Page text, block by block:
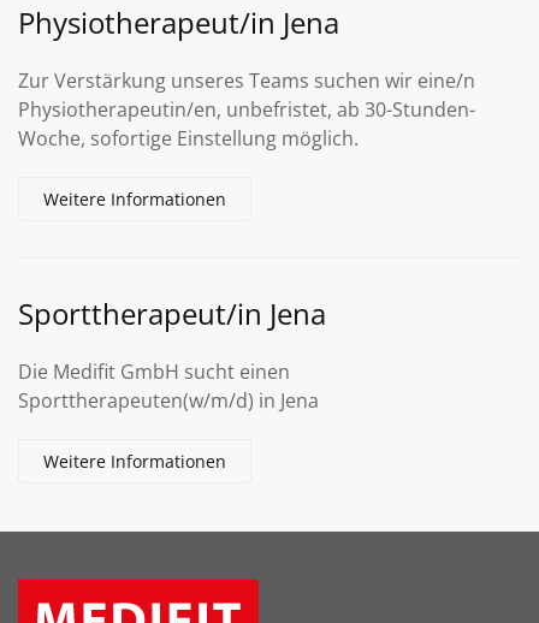
Physiotherapeut/in Jena
Zur Verstärkung unseres Teams suchen wir eine/n
Physiotherapeutin/en, unbefristet, ab 30-Stunden-
Woche, sofortige Einstellung möglich.
Weitere Informationen
Sporttherapeut/in Jena
Die Medifit GmbH sucht einen
Sporttherapeuten(w/m/d) in Jena
Weitere Informationen